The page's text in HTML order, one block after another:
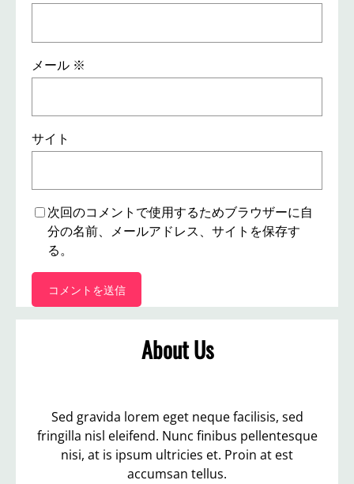
メール ※
サイト
次回のコメントで使用するためブラウザーに自
分の名前、メールアドレス、サイトを保存す
る。
About Us
Sed gravida lorem eget neque facilisis, sed
fringilla nisl eleifend. Nunc finibus pellentesque
nisi, at is ipsum ultricies et. Proin at est
accumsan tellus.